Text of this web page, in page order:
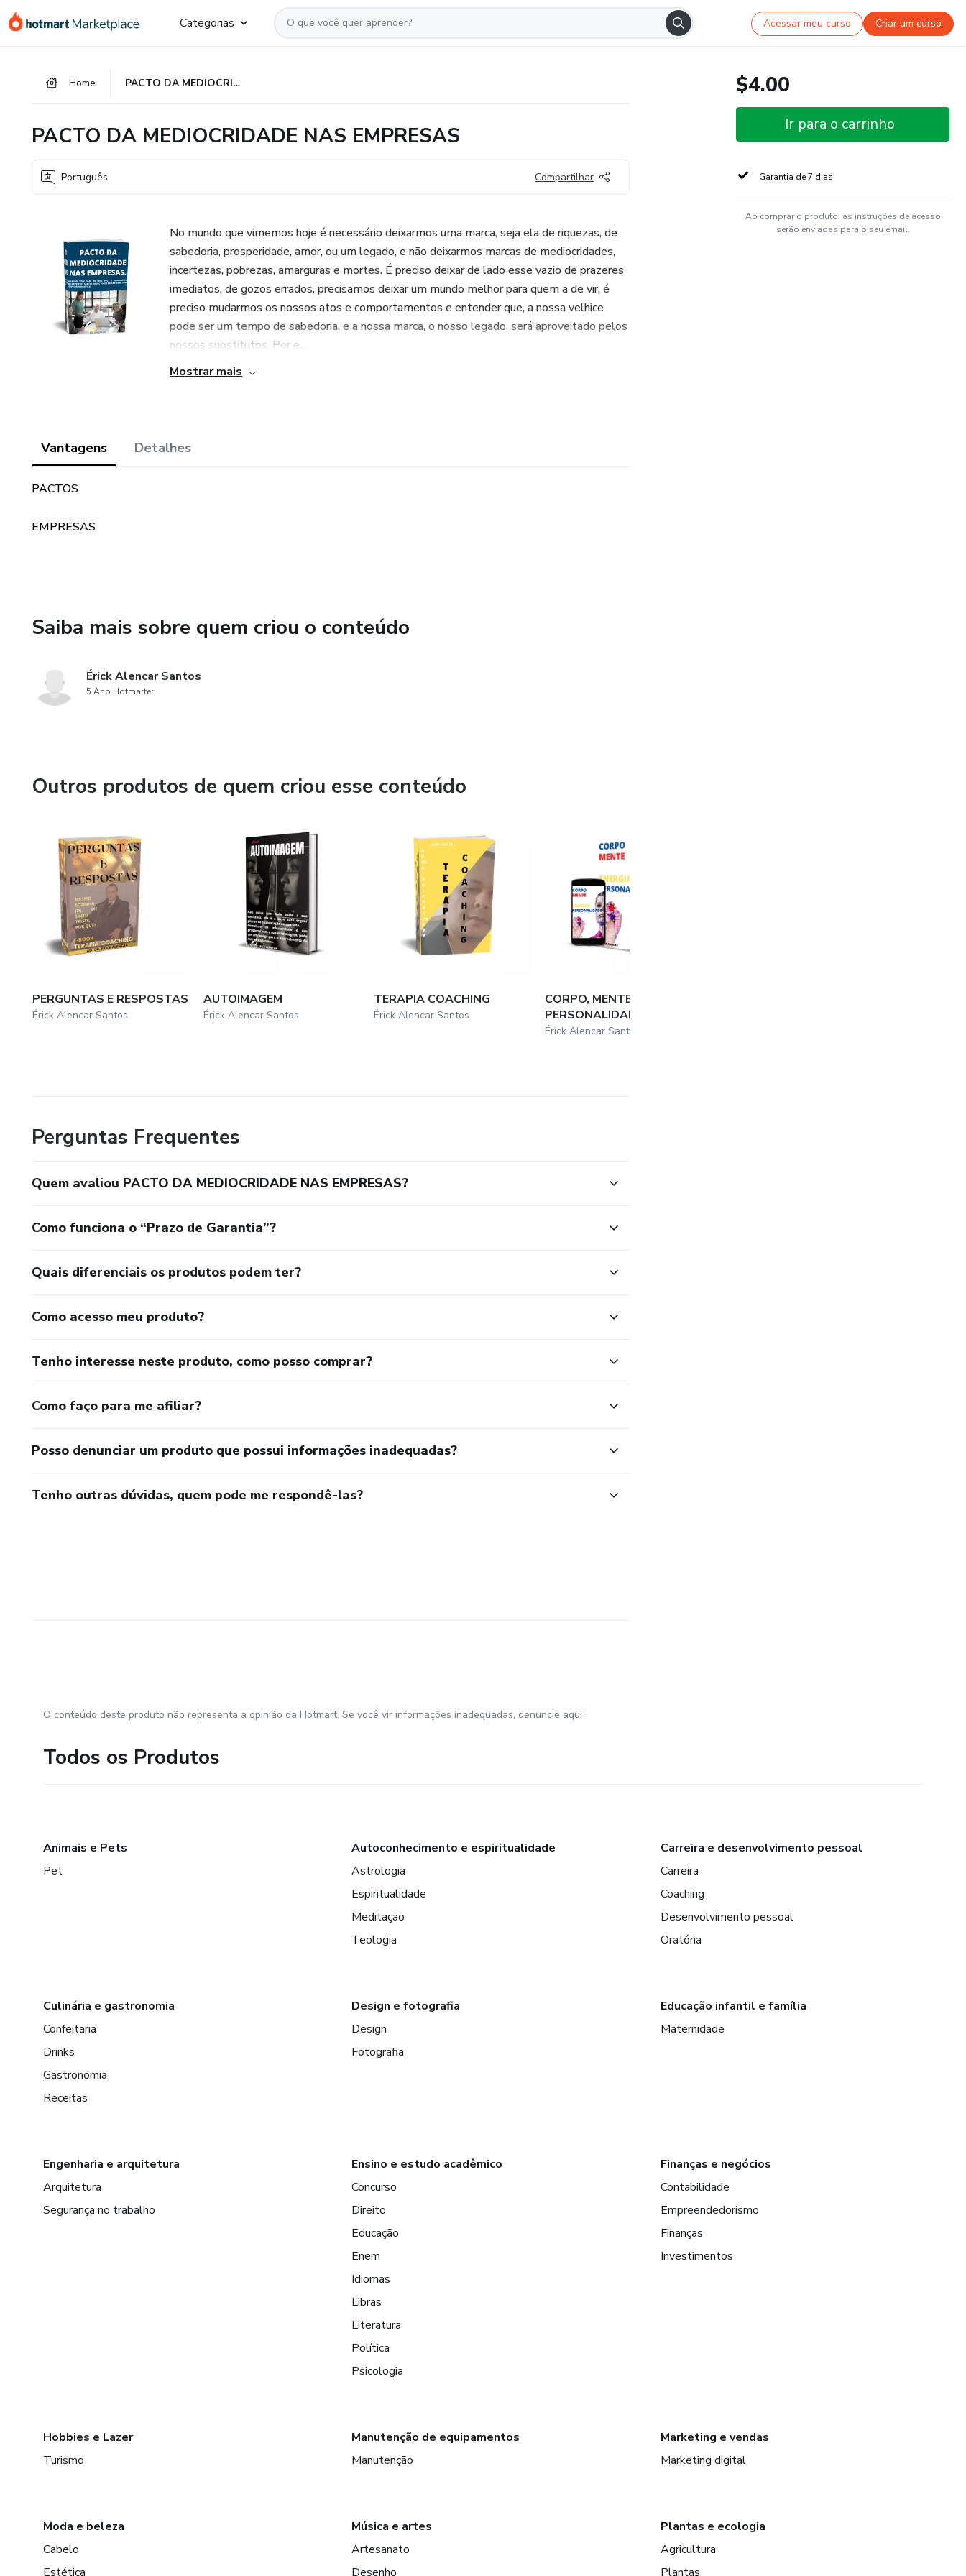
para
para
para
Categorias Acessar meu curso Criar um curso
Home PACTO DA MEDIOCRIDADE NAS EMPRESAS
PACTO DA MEDIOCRIDADE NAS EMPRESAS
Português Compartilhar
No mundo que vimemos hoje é necessário deixarmos uma marca, seja ela de riquezas, de
sabedoria, prosperidade, amor, ou um legado, e não deixarmos marcas de mediocridades,
incertezas, pobrezas, amarguras e mortes. É preciso deixar de lado esse vazio de prazeres
imediatos, de gozos errados, precisamos deixar um mundo melhor para quem a de vir, é
preciso mudarmos os nossos atos e comportamentos e entender que, a nossa velhice
pode ser um tempo de sabedoria, e a nossa marca, o nosso legado, será aproveitado pelos
nossos substitutos. Por e...
Mostrar mais
Vantagens Detalhes
PACTOS
EMPRESAS
Saiba mais sobre quem criou o conteúdo
Érick Alencar Santos
5 Ano Hotmarter
Outros produtos de quem criou esse conteúdo
PERGUNTAS E RESPOSTAS
Érick Alencar Santos
AUTOIMAGEM
Érick Alencar Santos
TERAPIA COACHING
Érick Alencar Santos
CORPO, MENTE, ENERGIA E
PERSONALIDADE
Érick Alencar Santos
Perguntas Frequentes
Quem avaliou PACTO DA MEDIOCRIDADE NAS EMPRESAS?
Como funciona o “Prazo de Garantia”?
Quais diferenciais os produtos podem ter?
Como acesso meu produto?
Tenho interesse neste produto, como posso comprar?
Como faço para me afiliar?
Posso denunciar um produto que possui informações inadequadas?
Tenho outras dúvidas, quem pode me respondê-las?
$4.00
Ir para o carrinho
Garantia de 7 dias
Ao comprar o produto, as instruções de acesso
serão enviadas para o seu email.
O conteúdo deste produto não representa a opinião da Hotmart. Se você vir informações inadequadas, denuncie aqui
Todos os Produtos
Animais e Pets
Pet
Autoconhecimento e espiritualidade
Astrologia
Espiritualidade
Meditação
Teologia
Carreira e desenvolvimento pessoal
Carreira
Coaching
Desenvolvimento pessoal
Oratória
Culinária e gastronomia
Confeitaria
Drinks
Gastronomia
Receitas
Design e fotografia
Design
Fotografia
Educação infantil e família
Maternidade
Engenharia e arquitetura
Arquitetura
Segurança no trabalho
Ensino e estudo acadêmico
Concurso
Direito
Educação
Enem
Idiomas
Libras
Literatura
Política
Psicologia
Finanças e negócios
Contabilidade
Empreendedorismo
Finanças
Investimentos
Hobbies e Lazer
Turismo
Manutenção de equipamentos
Manutenção
Marketing e vendas
Marketing digital
Moda e beleza
Cabelo
Estética
Música e artes
Artesanato
Desenho
Plantas e ecologia
Agricultura
Plantas